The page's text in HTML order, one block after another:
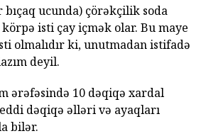
bıçaq ucunda) çörəkçilik soda
isti çay içmək olar. Bu maye
olmalıdır ki, unutmadan istifadə
deyil.
ərəfəsində 10 dəqiqə xardal
dəqiqə əlləri və ayaqları
bilər.